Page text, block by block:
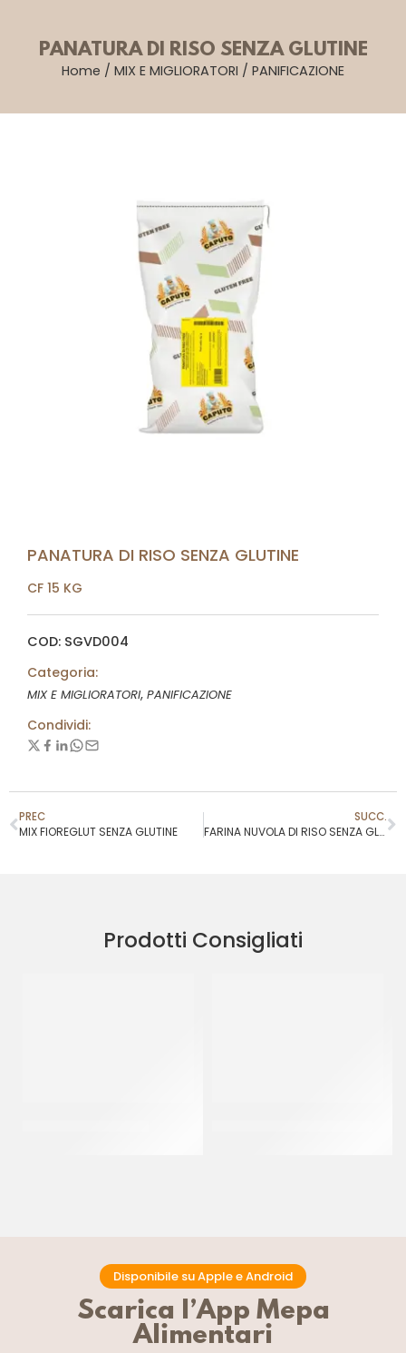
PANATURA DI RISO SENZA GLUTINE
Home / MIX E MIGLIORATORI / PANIFICAZIONE
PANATURA DI RISO SENZA GLUTINE
CF 15 KG
COD: SGVD004
Categoria:
MIX E MIGLIORATORI, PANIFICAZIONE
Condividi:
PREC
MIX FIOREGLUT SENZA GLUTINE
SUCC.
FARINA NUVOLA DI RISO SENZA GLUTINE
Prodotti Consigliati
Disponibile su Apple e Android
Scarica l’App Mepa
Alimentari